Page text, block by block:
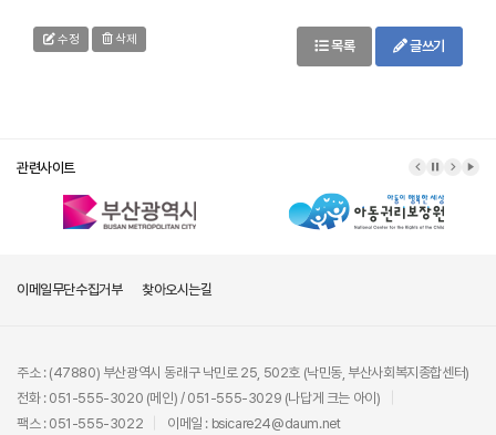
수정 삭제 목록 글쓰기
관련사이트
이메일무단수집거부 찾아오시는길
주소 : (47880) 부산광역시 동래구 낙민로 25, 502호 (낙민동, 부산사회복지종합센터)
전화 : 051-555-3020 (메인) / 051-555-3029 (나답게 크는 아이)
팩스 : 051-555-3022
이메일 : bsicare24@daum.net